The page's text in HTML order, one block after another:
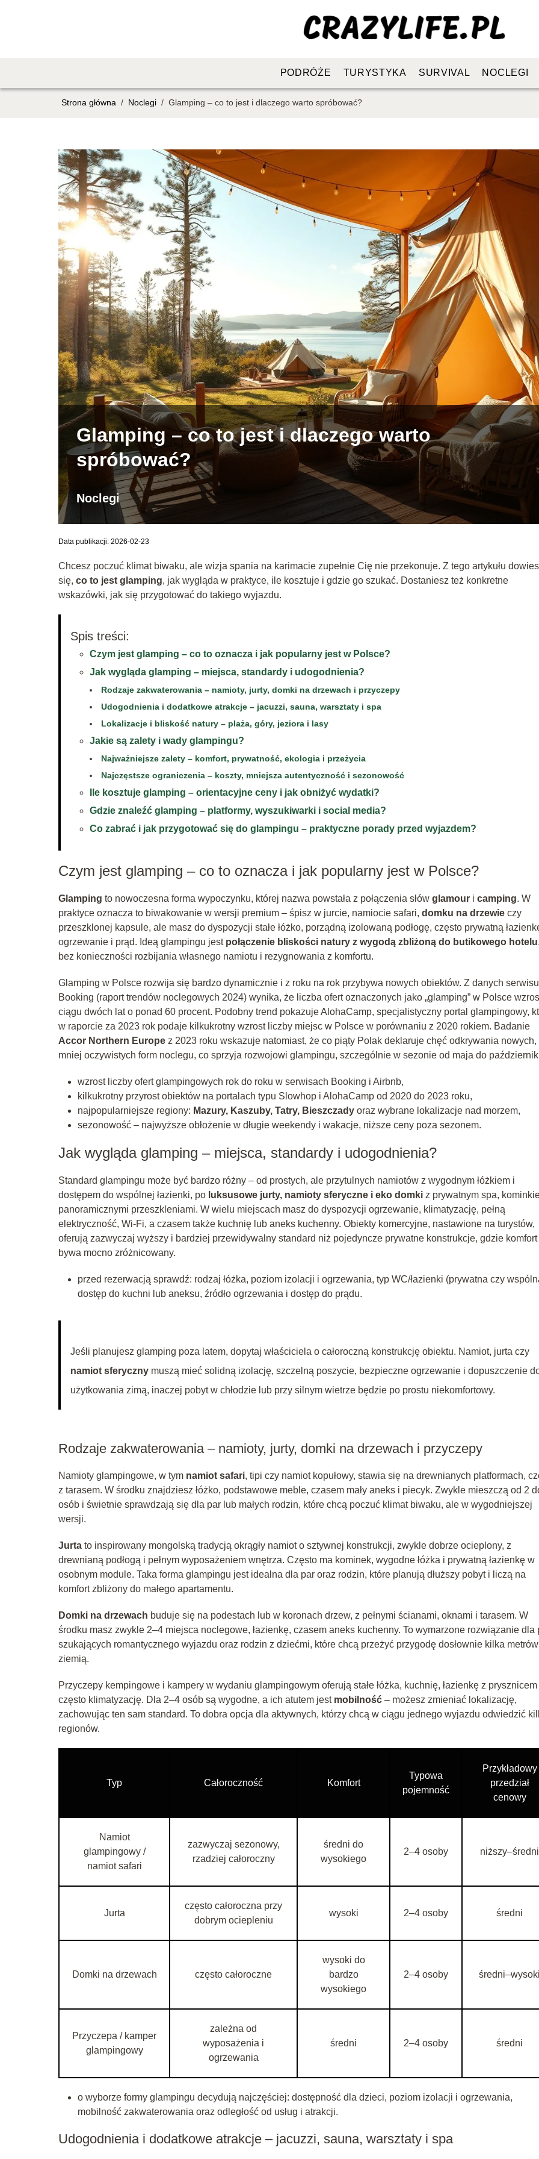
PODRÓŻE TURYSTYKA SURVIVAL NOCLEGI
Strona główna / Noclegi / Glamping – co to jest i dlaczego warto spróbować?
Glamping – co to jest i dlaczego warto
spróbować?
Noclegi
Data publikacji: 2026-02-23
Chcesz poczuć klimat biwaku, ale wizja spania na karimacie zupełnie Cię nie przekonuje. Z tego artykułu
się, co to jest glamping, jak wygląda w praktyce, ile kosztuje i gdzie go szukać. Dostaniesz też konkretne
wskazówki, jak się przygotować do takiego wyjazdu.
Spis treści:
Czym jest glamping – co to oznacza i jak popularny jest w Polsce?
Jak wygląda glamping – miejsca, standardy i udogodnienia?
Rodzaje zakwaterowania – namioty, jurty, domki na drzewach i przyczepy
Udogodnienia i dodatkowe atrakcje – jacuzzi, sauna, warsztaty i spa
Lokalizacje i bliskość natury – plaża, góry, jeziora i lasy
Jakie są zalety i wady glampingu?
Najważniejsze zalety – komfort, prywatność, ekologia i przeżycia
Najczęstsze ograniczenia – koszty, mniejsza autentyczność i sezonowość
Ile kosztuje glamping – orientacyjne ceny i jak obniżyć wydatki?
Gdzie znaleźć glamping – platformy, wyszukiwarki i social media?
Co zabrać i jak przygotować się do glampingu – praktyczne porady przed wyjazdem?
Czym jest glamping – co to oznacza i jak popularny jest w Polsce?
Glamping to nowoczesna forma wypoczynku, której nazwa powstała z połączenia słów glamour i camping. W
praktyce oznacza to biwakowanie w wersji premium – śpisz w jurcie, namiocie safari, domku na drzewie czy
przeszklonej kapsule, ale masz do dyspozycji stałe łóżko, porządną izolowaną podłogę, często prywatną
ogrzewanie i prąd. Ideą glampingu jest połączenie bliskości natury z wygodą zbliżoną do butikowego hotelu,
bez konieczności rozbijania własnego namiotu i rezygnowania z komfortu.
Glamping w Polsce rozwija się bardzo dynamicznie i z roku na rok przybywa nowych obiektów. Z danych serwisu
Booking (raport trendów noclegowych 2024) wynika, że liczba ofert oznaczonych jako „glamping” w Polsce
ciągu dwóch lat o ponad 60 procent. Podobny trend pokazuje AlohaCamp, specjalistyczny portal glampingowy,
w raporcie za 2023 rok podaje kilkukrotny wzrost liczby miejsc w Polsce w porównaniu z 2020 rokiem. Badanie
Accor Northern Europe z 2023 roku wskazuje natomiast, że co piąty Polak deklaruje chęć odkrywania nowych,
mniej oczywistych form noclegu, co sprzyja rozwojowi glampingu, szczególnie w sezonie od maja do
wzrost liczby ofert glampingowych rok do roku w serwisach Booking i Airbnb,
kilkukrotny przyrost obiektów na portalach typu Slowhop i AlohaCamp od 2020 do 2023 roku,
najpopularniejsze regiony: Mazury, Kaszuby, Tatry, Bieszczady oraz wybrane lokalizacje nad morzem,
sezonowość – najwyższe obłożenie w długie weekendy i wakacje, niższe ceny poza sezonem.
Jak wygląda glamping – miejsca, standardy i udogodnienia?
Standard glampingu może być bardzo różny – od prostych, ale przytulnych namiotów z wygodnym łóżkiem i
dostępem do wspólnej łazienki, po luksusowe jurty, namioty sferyczne i eko domki z prywatnym spa,
panoramicznymi przeszkleniami. W wielu miejscach masz do dyspozycji ogrzewanie, klimatyzację, pełną
elektryczność, Wi‑Fi, a czasem także kuchnię lub aneks kuchenny. Obiekty komercyjne, nastawione na turystów,
oferują zazwyczaj wyższy i bardziej przewidywalny standard niż pojedyncze prywatne konstrukcje, gdzie komfort
bywa mocno zróżnicowany.
przed rezerwacją sprawdź: rodzaj łóżka, poziom izolacji i ogrzewania, typ WC/łazienki (prywatna czy
dostęp do kuchni lub aneksu, źródło ogrzewania i dostęp do prądu.
Jeśli planujesz glamping poza latem, dopytaj właściciela o całoroczną konstrukcję obiektu. Namiot, jurta czy
namiot sferyczny muszą mieć solidną izolację, szczelną poszycie, bezpieczne ogrzewanie i dopuszczenie
użytkowania zimą, inaczej pobyt w chłodzie lub przy silnym wietrze będzie po prostu niekomfortowy.
Rodzaje zakwaterowania – namioty, jurty, domki na drzewach i przyczepy
Namioty glampingowe, w tym namiot safari, tipi czy namiot kopułowy, stawia się na drewnianych platformach,
z tarasem. W środku znajdziesz łóżko, podstawowe meble, czasem mały aneks i piecyk. Zwykle mieszczą od 2
osób i świetnie sprawdzają się dla par lub małych rodzin, które chcą poczuć klimat biwaku, ale w wygodniejszej
wersji.
Jurta to inspirowany mongolską tradycją okrągły namiot o sztywnej konstrukcji, zwykle dobrze ocieplony, z
drewnianą podłogą i pełnym wyposażeniem wnętrza. Często ma kominek, wygodne łóżka i prywatną łazienkę w
osobnym module. Taka forma glampingu jest idealna dla par oraz rodzin, które planują dłuższy pobyt i liczą na
komfort zbliżony do małego apartamentu.
Domki na drzewach buduje się na podestach lub w koronach drzew, z pełnymi ścianami, oknami i tarasem. W
środku masz zwykle 2–4 miejsca noclegowe, łazienkę, czasem aneks kuchenny. To wymarzone rozwiązanie dla
szukających romantycznego wyjazdu oraz rodzin z dziećmi, które chcą przeżyć przygodę dosłownie kilka
ziemią.
Przyczepy kempingowe i kampery w wydaniu glampingowym oferują stałe łóżka, kuchnię, łazienkę z prysznicem
często klimatyzację. Dla 2–4 osób są wygodne, a ich atutem jest mobilność – możesz zmieniać lokalizację,
zachowując ten sam standard. To dobra opcja dla aktywnych, którzy chcą w ciągu jednego wyjazdu odwiedzić
regionów.
Typ Całoroczność Komfort
Typowa
pojemność
Przykładowy
przedział
cenowy
Namiot
glampingowy /
namiot safari
zazwyczaj sezonowy,
rzadziej całoroczny
średni do
wysokiego
2–4 osoby niższy–średni
Jurta
często całoroczna przy
dobrym ociepleniu
wysoki 2–4 osoby średni
Domki na drzewach często całoroczne
wysoki do
bardzo
wysokiego
2–4 osoby średni–wysoki
Przyczepa / kamper
glampingowy
zależna od
wyposażenia i
ogrzewania
średni 2–4 osoby średni
o wyborze formy glampingu decydują najczęściej: dostępność dla dzieci, poziom izolacji i ogrzewania,
mobilność zakwaterowania oraz odległość od usług i atrakcji.
Udogodnienia i dodatkowe atrakcje – jacuzzi, sauna, warsztaty i spa